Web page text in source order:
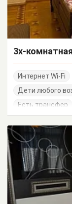
3х-
Интернет Wi-Fi
Дети любого
Есть трансфер